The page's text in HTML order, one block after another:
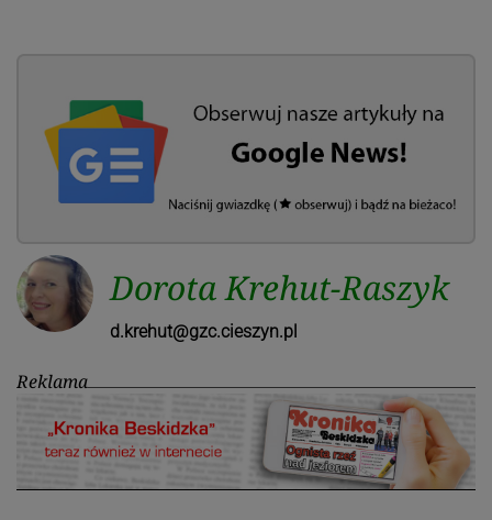
Dorota Krehut-Raszyk
d.krehut@gzc.cieszyn.pl
Reklama